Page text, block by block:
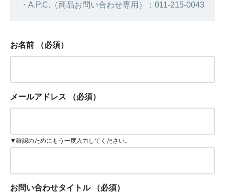
・A.P.C.（商品お問い合わせ専用）：011-215-0043
お名前 （必須）
メールアドレス （必須）
▼確認のためにもう一度入力してください。
お問い合わせタイトル （必須）